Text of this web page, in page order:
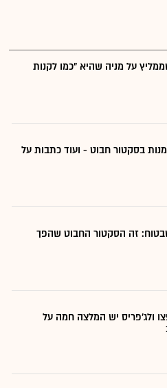
על מניה שהיא "כמו לקנות
בסקטור חבוט - ועוד כתבות על
זה הסקטור החבוט שהפך
ולג'פריס יש המלצה חמה על